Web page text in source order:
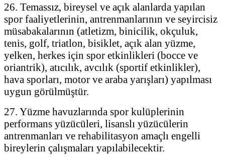
26. Temassız, bireysel ve açık alanlarda yapılan
spor faaliyetlerinin, antrenmanlarının ve seyircisiz
müsabakalarının (atletizm, binicilik, okçuluk,
tenis, golf, triatlon, bisiklet, açık alan yüzme,
yelken, herkes için spor etkinlikleri (bocce ve
oriantrik), atıcılık, avcılık (sportif etkinlikler),
hava sporları, motor ve araba yarışları) yapılması
uygun görülmüştür.
27. Yüzme havuzlarında spor kulüplerinin
performans yüzücüleri, lisanslı yüzücülerin
antrenmanları ve rehabilitasyon amaçlı engelli
bireylerin çalışmaları yapılabilecektir.